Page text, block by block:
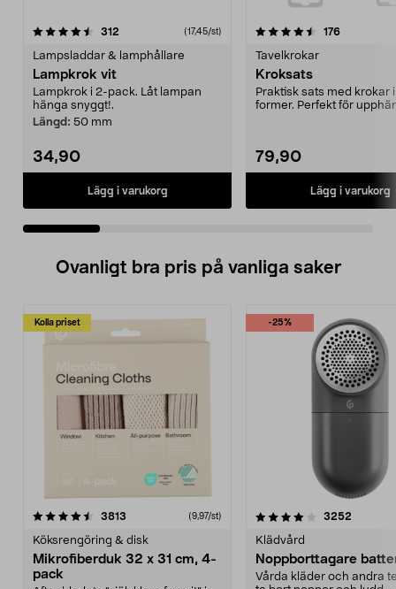
312 (17,45/st)
Lampsladdar & lamphållare
Lampkrok vit
Lampkrok i 2-pack. Låt lampan
hänga snyggt!.
Längd: 50 mm
34,90
Lägg i varukorg
4.5 av 5 stjärnor 176
Tavelkrokar
Kroksats
Praktisk sats med krokar
former. Perfekt för
79,90
Lägg i varukorg
4.5 av 5 stjärnor
Ovanligt bra pris på vanliga saker
Kolla priset
3813 (9,97/st)
Köksrengöring & disk
Mikrofiberduk 32 x 31 cm, 4-
pack
-25%
4.0av 5 stjärnor 3252
Klädvård
Noppborttagare
Vårda kläder och andra
4.5av 5 stjärnor